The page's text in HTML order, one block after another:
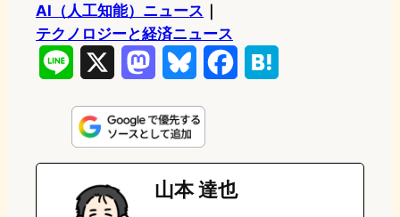
AI（人工知能）ニュース
テクノロジーと経済ニュース
n
e
s
t
o
u
e
s
e
b
e
山本 達也